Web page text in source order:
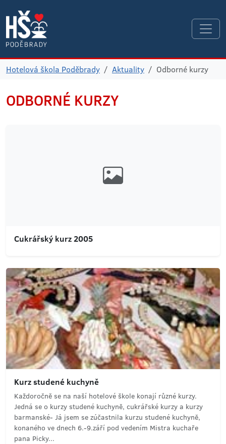
Hotelová škola Poděbrady Aktuality Odborné kurzy
ODBORNÉ KURZY
Cukrářský kurz 2005
Kurz studené kuchyně
Každoročně se na naší hotelové škole konají různé kurzy.
Jedná se o kurzy studené kuchyně, cukrářské kurzy a kurzy
barmanské- Já jsem se zúčastnila kurzu studené kuchyně,
konaného ve dnech 6.-9.září pod vedením Mistra kuchaře
pana Picky...